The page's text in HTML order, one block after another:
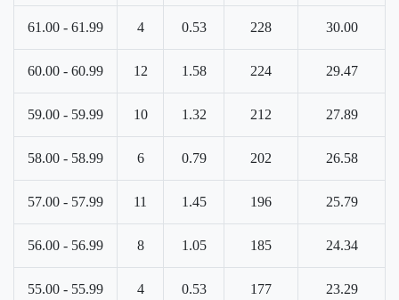
61.00 - 61.99 4 0.53 228 30.00
60.00 - 60.99 12 1.58 224 29.47
59.00 - 59.99 10 1.32 212 27.89
58.00 - 58.99 6 0.79 202 26.58
57.00 - 57.99 11 1.45 196 25.79
56.00 - 56.99 8 1.05 185 24.34
55.00 - 55.99 4 0.53 177 23.29